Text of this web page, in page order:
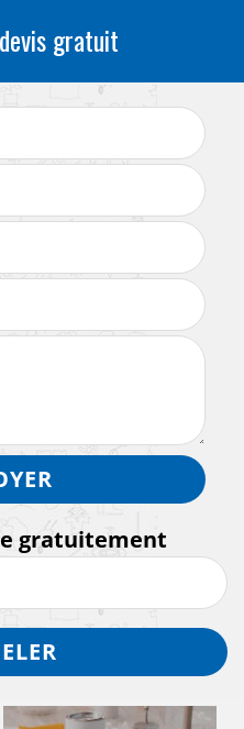
gratuit
gratuitement